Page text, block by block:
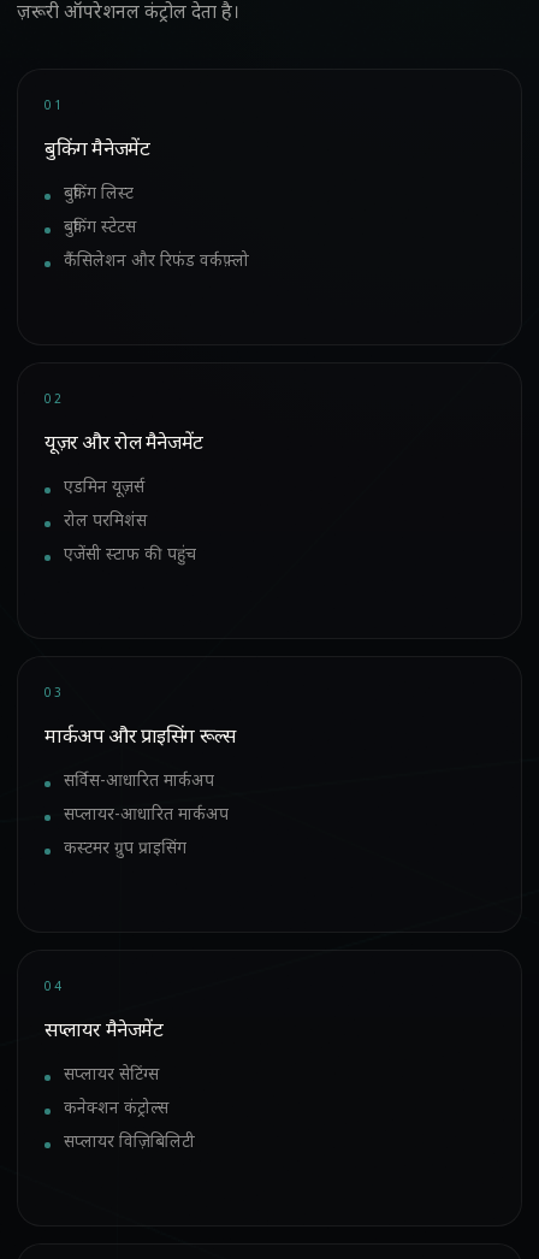
ज़रूरी ऑपरेशनल कंट्रोल देता है।
01
बुकिंग मैनेजमेंट
बुकिंग लिस्ट
बुकिंग स्टेटस
कैंसिलेशन और रिफंड वर्कफ़्लो
02
यूज़र और रोल मैनेजमेंट
एडमिन यूज़र्स
रोल परमिशंस
एजेंसी स्टाफ की पहुंच
03
मार्कअप और प्राइसिंग रूल्स
सर्विस-आधारित मार्कअप
सप्लायर-आधारित मार्कअप
कस्टमर ग्रुप प्राइसिंग
04
सप्लायर मैनेजमेंट
सप्लायर सेटिंग्स
कनेक्शन कंट्रोल्स
सप्लायर विज़िबिलिटी